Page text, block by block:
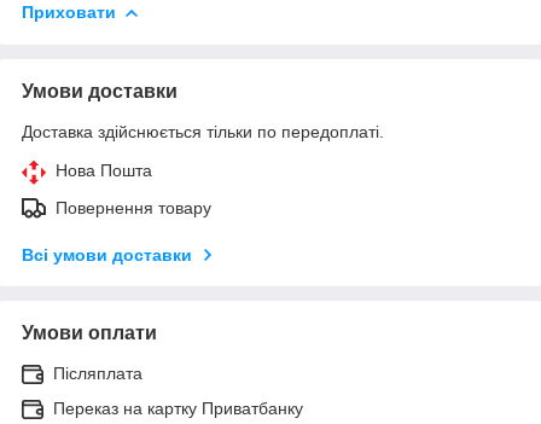
Приховати
Умови доставки
Доставка здійснюється тільки по передоплаті.
Нова Пошта
Повернення товару
Всі умови доставки
Умови оплати
Післяплата
Переказ на картку Приватбанку